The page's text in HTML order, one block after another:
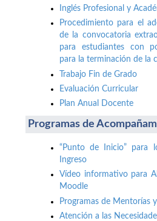
Inglés Profesional y
Procedimiento para el
de la convocatoria
para estudiantes con
para la terminación de la
Trabajo Fin de Grado
Evaluación Curricular
Plan Anual Docente
Programas de
“Punto de Inicio” para
Ingreso
Vídeo informativo para
Moodle
Programas de Mentorías
Atención a las